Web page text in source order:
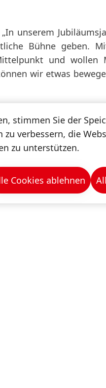
unserem
Bühne geben.
und wollen
wir etwas
Slow Fashion
Neustadt. Dabei
Catwalk ihre selbst
stimmen Sie der
verbessern, die
zu unterstützen.
Cookies ablehnen